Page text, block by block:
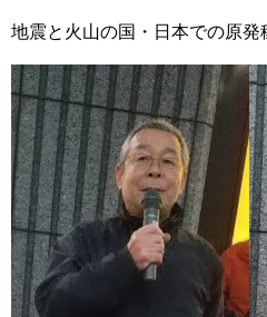
地震と火山の国・日本での原発